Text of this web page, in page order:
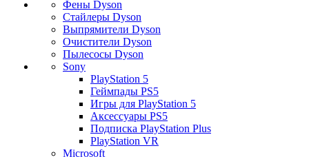
Фены Dyson
Стайлеры Dyson
Выпрямители Dyson
Очистители Dyson
Пылесосы Dyson
Sony
PlayStation 5
Геймпады PS5
Игры для PlayStation 5
Аксессуары PS5
Подписка PlayStation Plus
PlayStation VR
Microsoft